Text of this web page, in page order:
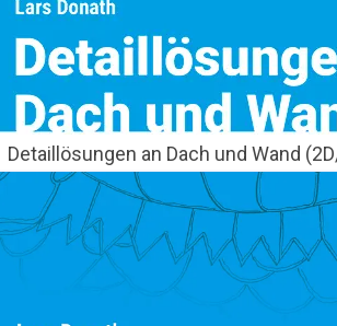
Detaillösungen an Dach und Wand